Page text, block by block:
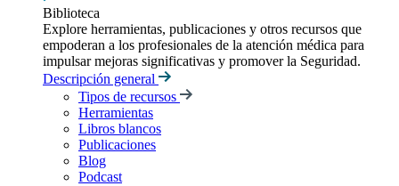
Biblioteca
Explore herramientas, publicaciones y otros recursos que
empoderan a los profesionales de la atención médica para
impulsar mejoras significativas y promover la Seguridad.
Descripción general
Tipos de recursos
Herramientas
Libros blancos
Publicaciones
Blog
Podcast